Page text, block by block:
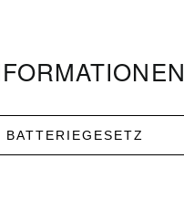
BATTERIEGESETZ